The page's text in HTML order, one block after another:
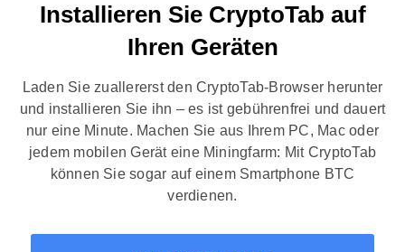
Installieren Sie CryptoTab auf
Ihren Geräten
Laden Sie zuallererst den CryptoTab-Browser herunter
und installieren Sie ihn – es ist gebührenfrei und dauert
nur eine Minute. Machen Sie aus Ihrem PC, Mac oder
jedem mobilen Gerät eine Miningfarm: Mit CryptoTab
können Sie sogar auf einem Smartphone BTC
verdienen.